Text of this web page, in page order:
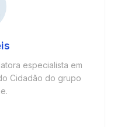
especialista em
Cidadão do grupo